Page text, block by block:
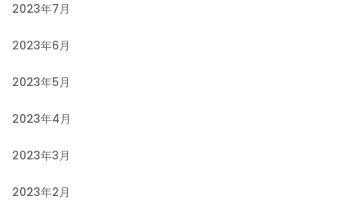
2023年7月
2023年6月
2023年5月
2023年4月
2023年3月
2023年2月